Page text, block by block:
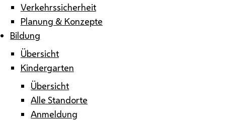
Verkehrssicherheit
Planung & Konzepte
Bildung
Übersicht
Kindergarten
Übersicht
Alle Standorte
Anmeldung